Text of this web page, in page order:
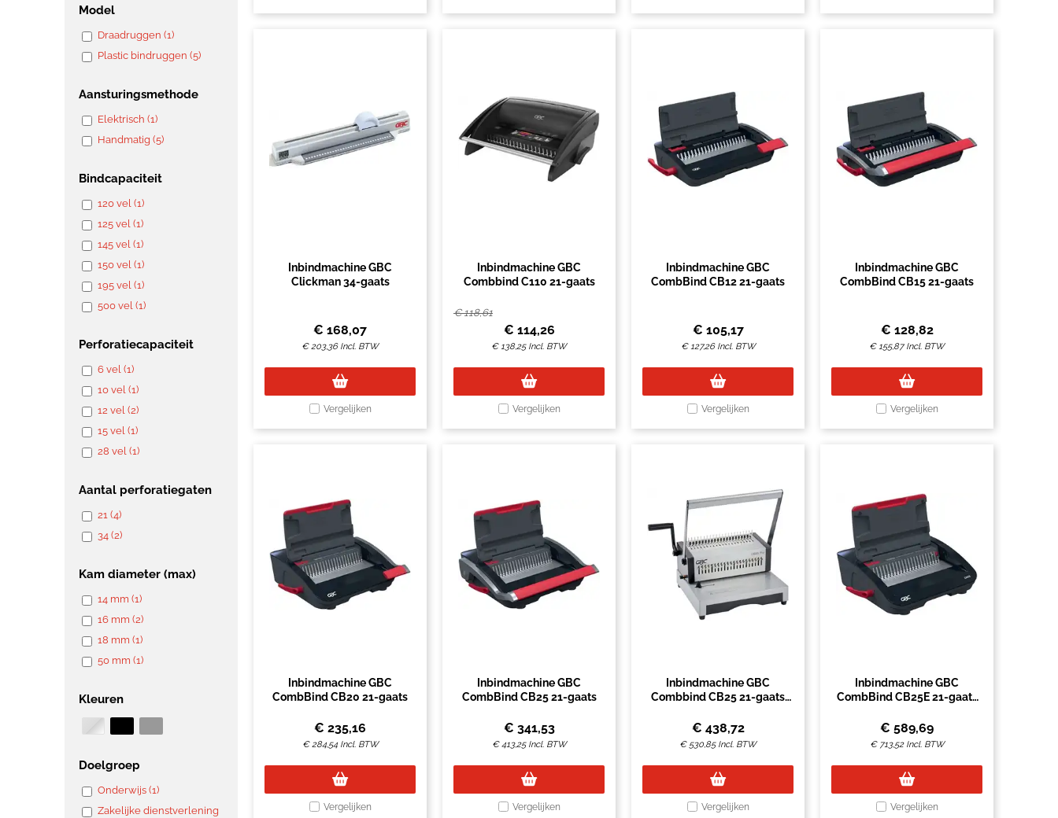
Model
Draadruggen (1)
Plastic bindruggen (5)
Aansturingsmethode
Elektrisch (1)
Handmatig (5)
Bindcapaciteit
120 vel (1)
125 vel (1)
145 vel (1)
150 vel (1)
195 vel (1)
500 vel (1)
Perforatiecapaciteit
6 vel (1)
10 vel (1)
12 vel (2)
15 vel (1)
28 vel (1)
Aantal perforatiegaten
21 (4)
34 (2)
Kam diameter (max)
14 mm (1)
16 mm (2)
18 mm (1)
50 mm (1)
Kleuren
Doelgroep
Onderwijs (1)
Zakelijke dienstverlening
Inbindmachine GBC
Clickman 34-gaats
€ 168,07
€203,36 Incl. BTW
Vergelijken
Inbindmachine GBC
Combbind C110 21-gaats
€118,61
€ 114,26
€138,25 Incl. BTW
Vergelijken
Inbindmachine GBC
CombBind CB12 21-gaats
€ 105,17
€127,26 Incl. BTW
Vergelijken
Inbindmachine GBC
CombBind CB15 21-gaats
€ 128,82
€155,87 Incl. BTW
Vergelijken
Inbindmachine GBC
CombBind CB20 21-gaats
€ 235,16
€284,54 Incl. BTW
Vergelijken
Inbindmachine GBC
CombBind CB25 21-gaats
€ 341,53
€413,25 Incl. BTW
Vergelijken
Inbindmachine GBC
Combbind CB25 21-gaats
€ 438,72
€ 530,85 Incl. BTW
Vergelijken
Inbindmachine GBC
CombBind CB25E 21-gaats
€ 589,69
€ 713,52 Incl. BTW
Vergelijken